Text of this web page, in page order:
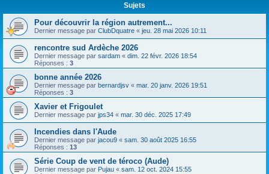
Sujets
Pour découvrir la région autrement...
Dernier message par ClubDquatre « jeu. 28 mai 2026 10:11
rencontre sud Ardèche 2026
Dernier message par sardam « dim. 22 févr. 2026 18:54
Réponses : 3
bonne année 2026
Dernier message par bernardjsv « mar. 20 janv. 2026 19:51
Réponses : 3
Xavier et Frigoulet
Dernier message par jps34 « mar. 30 déc. 2025 17:49
Incendies dans l'Aude
Dernier message par jacou9 « sam. 30 août 2025 16:55
Réponses : 13
Série Coup de vent de téroco (Aude)
Dernier message par Pujau « sam. 12 oct. 2024 15:55